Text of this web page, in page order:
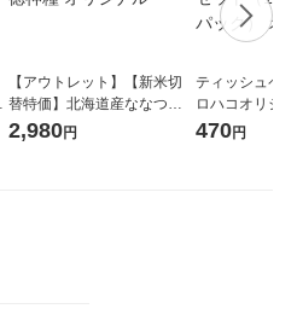
【アウトレット】【新米切
替特価】北海道産ななつぼ
し 無洗米 5kg 1袋 令和7年産
2,980円
ティッシュペ
ロハコオリジ
ックティッシ
470円